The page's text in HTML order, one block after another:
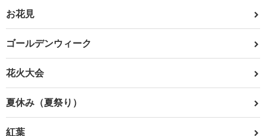
お花見
ゴールデンウィーク
花火大会
夏休み（夏祭り）
紅葉